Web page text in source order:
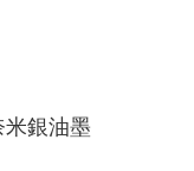
銀油墨